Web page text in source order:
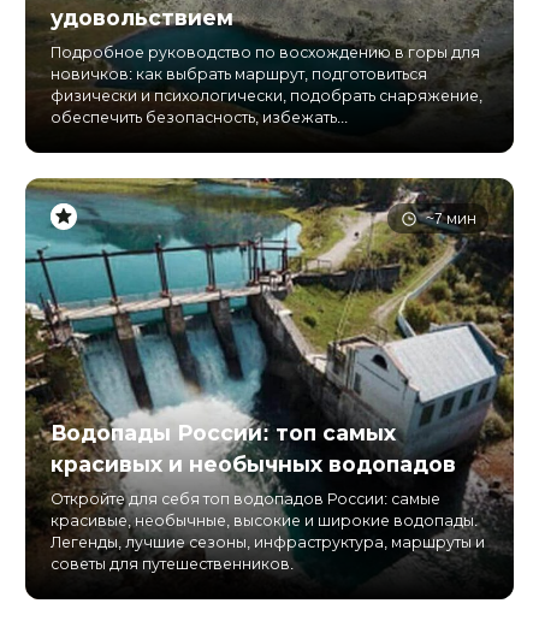
удовольствием
Подробное руководство по восхождению в горы для
новичков: как выбрать маршрут, подготовиться
физически и психологически, подобрать снаряжение,
обеспечить безопасность, избежать...
~7 мин
Водопады России: топ самых
красивых и необычных водопадов
Откройте для себя топ водопадов России: самые
красивые, необычные, высокие и широкие водопады.
Легенды, лучшие сезоны, инфраструктура, маршруты и
советы для путешественников.